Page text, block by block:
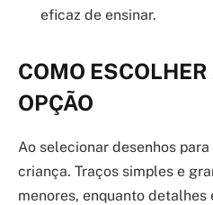
eficaz de ensinar.
COMO
OPÇÃO
Ao selecionar desenhos
criança. Traços simples e
menores, enquanto